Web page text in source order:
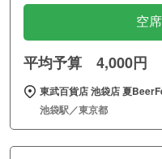
空
平均予算 4,000円
東武百貨店 池袋店 夏
池袋駅／東京都